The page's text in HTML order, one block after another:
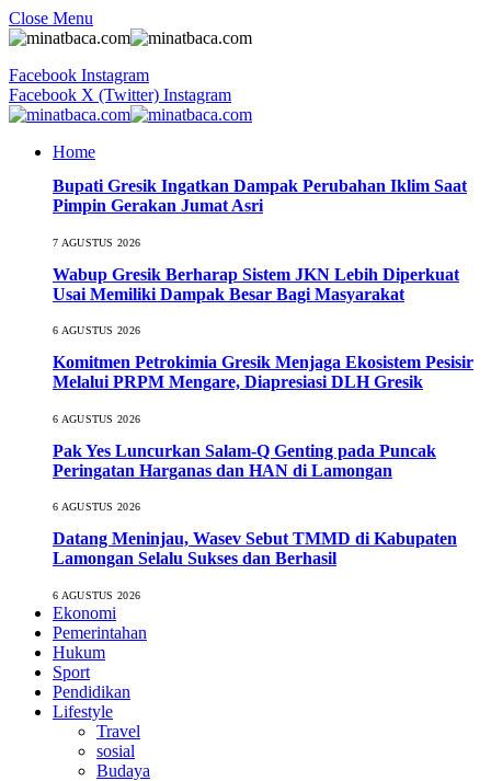
Close Menu
Facebook Instagram
Facebook X (Twitter) Instagram
Home
Bupati Gresik Ingatkan Dampak Perubahan Iklim Saat
Pimpin Gerakan Jumat Asri
7 AGUSTUS 2026
Wabup Gresik Berharap Sistem JKN Lebih Diperkuat
Usai Memiliki Dampak Besar Bagi Masyarakat
6 AGUSTUS 2026
Komitmen Petrokimia Gresik Menjaga Ekosistem Pesisir
Melalui PRPM Mengare, Diapresiasi DLH Gresik
6 AGUSTUS 2026
Pak Yes Luncurkan Salam-Q Genting pada Puncak
Peringatan Harganas dan HAN di Lamongan
6 AGUSTUS 2026
Datang Meninjau, Wasev Sebut TMMD di Kabupaten
Lamongan Selalu Sukses dan Berhasil
6 AGUSTUS 2026
Ekonomi
Pemerintahan
Hukum
Sport
Pendidikan
Lifestyle
Travel
sosial
Budaya